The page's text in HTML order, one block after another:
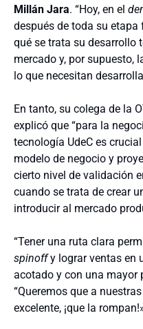
Millán Jara. “Hoy, en el
después de toda su
qué se trata su desarrollo
mercado y, por supuesto,
lo que necesitan
En tanto, su colega de la
explicó que “para la
tecnología UdeC es
modelo de negocio y
cierto nivel de validación
cuando se trata de crear
introducir al mercado
“Tener una ruta clara
spinoffy lograr ventas en
acotado y con una mayor
“Queremos que a nuestras
excelente, ¡que la